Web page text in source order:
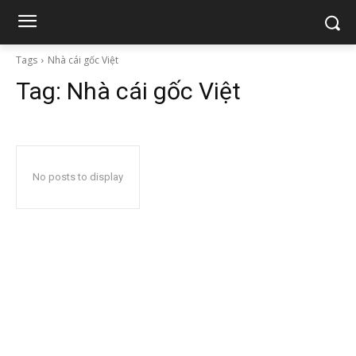
Tags Nhà cái gốc Việt
Tag: Nhà cái gốc Việt
No posts to display